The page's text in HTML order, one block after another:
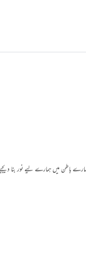
میں ہمارے لیے نور بنا دیجیے